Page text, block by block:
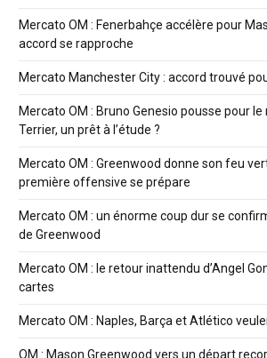
Mercato OM : Fenerbahçe accélère pour
accord se rapproche
Mercato Manchester City : accord trouvé
Mercato OM : Bruno Genesio pousse pour
Terrier, un prêt à l’étude ?
Mercato OM : Greenwood donne son feu
première offensive se prépare
Mercato OM : un énorme coup dur se
de Greenwood
Mercato OM : le retour inattendu d’Angel
cartes
Mercato OM : Naples, Barça et Atlético
OM : Mason Greenwood vers un départ